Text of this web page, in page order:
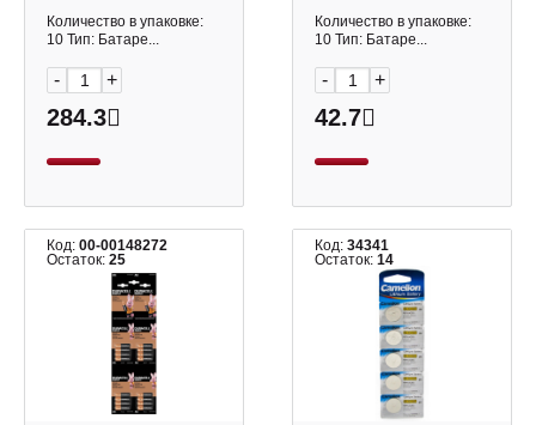
Количество в упаковке:
10 Тип: Батаре...
- +
284.3
диск 1шт
Количество в упаковке:
10 Тип: Батаре...
- +
42.7
Код: 00-00148272
Остаток: 25
Код:34341
Остаток:14